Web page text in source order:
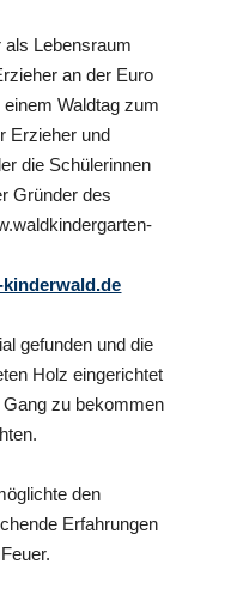
als Lebensraum
an der Euro
Waldtag zum
Erzieher und
die Schülerinnen
Gründer des
gefunden und die
Holz eingerichtet
zu bekommen
den
Erfahrungen